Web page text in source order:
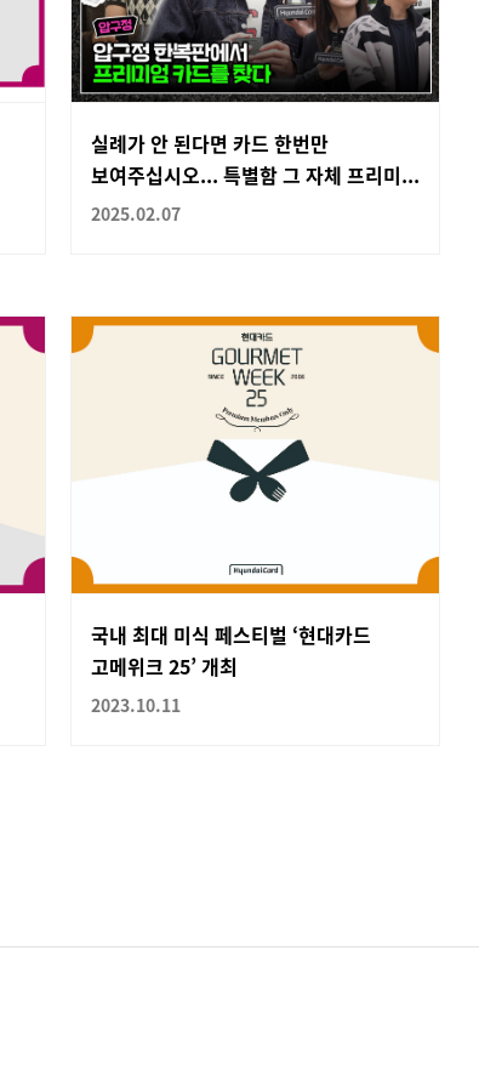
실례가 안 된다면 카드 한번만
보여주십시오... 특별함 그 자체 프리미...
2025.02.07
국내 최대 미식 페스티벌 ‘현대카드
고메위크 25’ 개최
2023.10.11